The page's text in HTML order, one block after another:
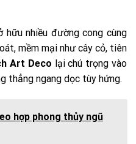
hữu nhiều đường cong cùng
mềm mại như cây cỏ, tiên
Art Deco lại chú trọng vào
thẳng ngang dọc tùy hứng.
hợp phong thủy ngũ